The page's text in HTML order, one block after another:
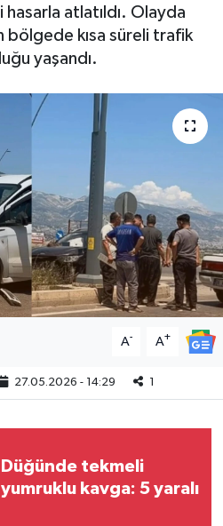
hasarla atlatıldı. Olayda
bölgede kısa süreli trafik
yaşandı.
A- A+
27.05.2026 - 14:29 1
Düğünde tekmeli
yumruklu kavga: 5 yaralı